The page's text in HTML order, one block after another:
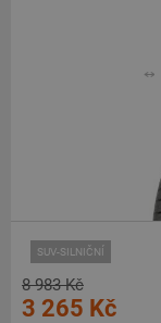
SUV-SILNIČNÍ
8 983 Kč
3 265 Kč